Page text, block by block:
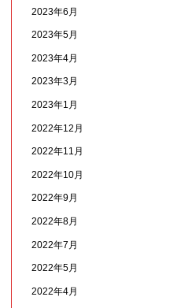
2023年6月
2023年5月
2023年4月
2023年3月
2023年1月
2022年12月
2022年11月
2022年10月
2022年9月
2022年8月
2022年7月
2022年5月
2022年4月